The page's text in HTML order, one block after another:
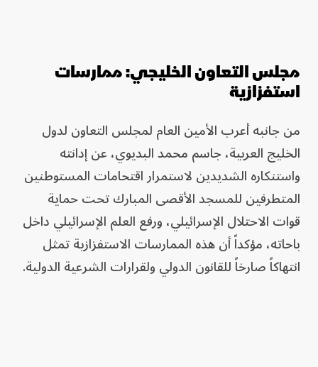
مجلس التعاون الخليجي: ممارسات
استفزازية
من جانبه أعرب الأمين العام لمجلس التعاون لدول
الخليج العربية، جاسم محمد البديوي، عن إدانته
واستنكاره الشديدين لاستمرار اقتحامات المستوطنين
المتطرفين للمسجد الأقصى المبارك تحت حماية
قوات الاحتلال الإسرائيلي، ورفع العلم الإسرائيلي داخل
باحاته، مؤكداً أن هذه الممارسات الاستفزازية تمثل
انتهاكاً صارخاً للقانون الدولي ولقرارات الشرعية الدولية.